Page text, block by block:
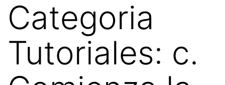
Categoria
Tutoriales: c.